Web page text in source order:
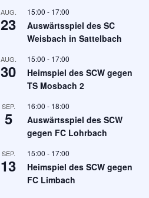
AUG.
23
15:00 - 17:00
Auswärtsspiel des SC
Weisbach in Sattelbach
AUG.
30
15:00 - 17:00
Heimspiel des SCW gegen
TS Mosbach 2
SEP.
5
16:00 - 18:00
Auswärtsspiel des SCW
gegen FC Lohrbach
SEP.
13
15:00 - 17:00
Heimspiel des SCW gegen
FC Limbach